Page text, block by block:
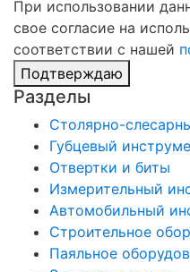
При использовании
свое согласие на
соответствии с нашей
Подтверждаю
Разделы
Столярно-
Губцевый
Отвертки и биты
Измерительный
Автомобильный
Строительное
Паяльное